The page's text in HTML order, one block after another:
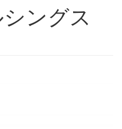
ングス